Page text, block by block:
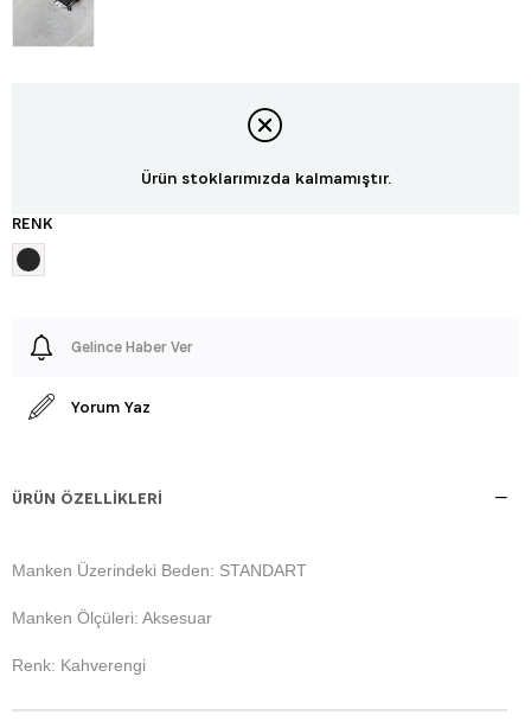
Ürün stoklarımızda kalmamıştır.
RENK
Gelince Haber Ver
Yorum Yaz
ÜRÜN ÖZELLIKLERI
Manken Üzerindeki Beden: STANDART
Manken Ölçüleri: Aksesuar
Renk: Kahverengi